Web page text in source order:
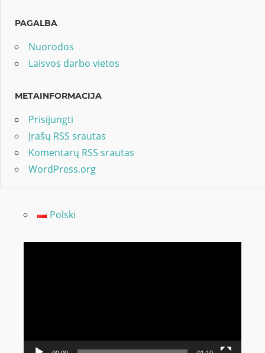
PAGALBA
Nuorodos
Laisvos darbo vietos
METAINFORMACIJA
Prisijungti
Įrašų RSS srautas
Komentarų RSS srautas
WordPress.org
Polski